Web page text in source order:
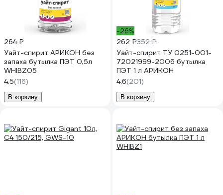
264 ₽
Уайт-спирит АРИКОН без
запаха бутылка ПЭТ 0,5л
WHIBZ05
4.5(116)
В корзину
-26%
262 ₽352 ₽
Уайт-спирит ТУ 0251-001-
72021999-2006 бутылка
ПЭТ 1 л АРИКОН
4.6(201)
В корзину